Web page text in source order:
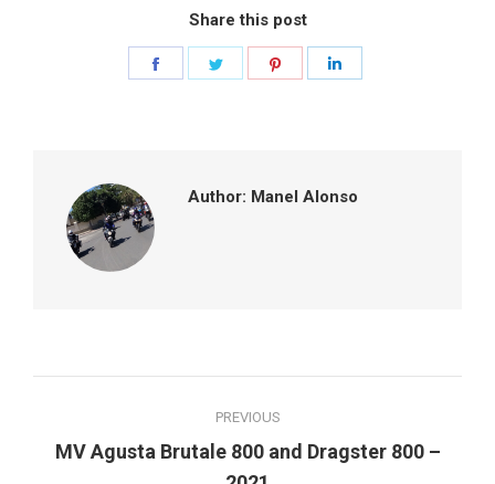
Share this post
Author: Manel Alonso
navigation
PREVIOUS
Previous
MV Agusta Brutale 800 and Dragster 800 –